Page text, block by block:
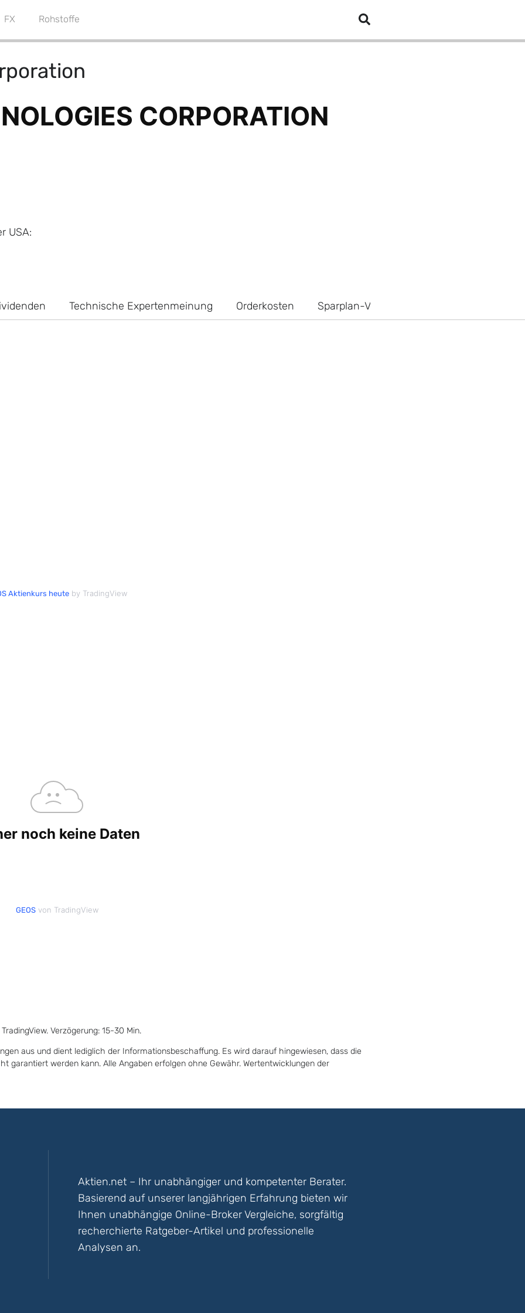
FX Rohstoffe
USA:
Technische Expertenmeinung Orderkosten Sparplan-Vergleich
Aktienkurs heute by TradingView
GEOSvon TradingView
Verzögerung: 15-30 Min.
aus und dient lediglich der Informationsbeschaffung. Es wird darauf hingewiesen, dass die
garantiert werden kann. Alle Angaben erfolgen ohne Gewähr. Wertentwicklungen der
Aktien.net – Ihr unabhängiger und kompetenter Berater.
Basierend auf unserer langjährigen Erfahrung bieten wir
Ihnen unabhängige Online-Broker Vergleiche, sorgfältig
recherchierte Ratgeber-Artikel und professionelle
Analysen an.